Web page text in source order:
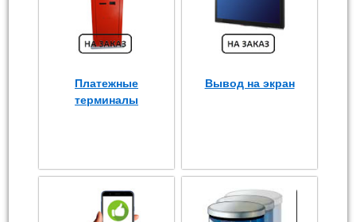
Платежные
терминалы
Вывод на экран